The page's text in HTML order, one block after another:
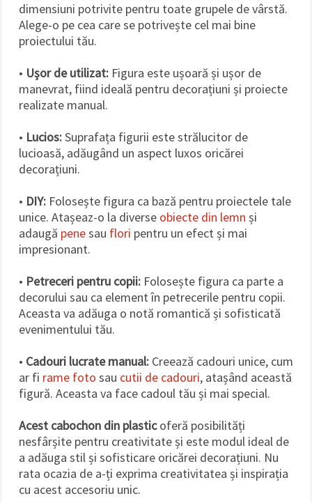
dimensiuni potrivite pentru toate grupele de vârstă.
Alege-o pe cea care se potrivește cel mai bine
proiectului tău.
• Ușor de utilizat: Figura este ușoară și ușor de
manevrat, fiind ideală pentru decorațiuni și proiecte
realizate manual.
• Lucios:Suprafața figurii este strălucitor de
lucioasă, adăugând un aspect luxos oricărei
decorațiuni.
• DIY: Folosește figura ca bază pentru proiectele tale
unice. Atașeaz-o la diverse obiecte din lemn și
adaugă penesau flori pentru un efect și mai
impresionant.
• Petreceri pentru copii: Folosește figura ca parte a
decorului sau ca element în petrecerile pentru copii.
Aceasta va adăuga o notă romantică și sofisticată
evenimentului tău.
• Cadouri lucrate manual: Creează cadouri unice, cum
ar fi rame foto sau cutii de cadouri, atașând această
figură. Aceasta va face cadoul tău și mai special.
Acest cabochon din plasticoferă posibilități
nesfârșite pentru creativitate și este modul ideal de
a adăuga stil și sofisticare oricărei decorațiuni. Nu
rata ocazia de a-ți exprima creativitatea și inspirația
cu acest accesoriu unic.